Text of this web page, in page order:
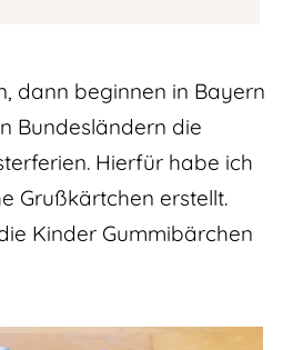
dann beginnen in Bayern
Bundesländern die
Hierfür habe ich
Grußkärtchen erstellt.
Kinder Gummibärchen